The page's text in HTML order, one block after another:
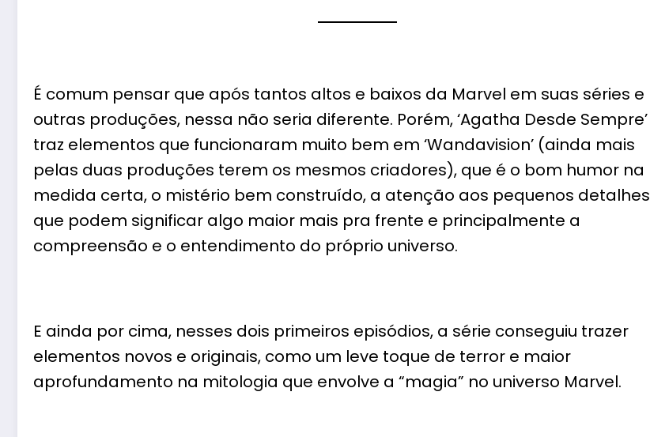
É comum pensar que após tantos altos e baixos da Marvel em suas séries e
outras produções, nessa não seria diferente. Porém, ‘Agatha Desde Sempre’
traz elementos que funcionaram muito bem em ‘Wandavision’ (ainda mais
pelas duas produções terem os mesmos criadores), que é o bom humor na
medida certa, o mistério bem construído, a atenção aos pequenos detalhes
que podem significar algo maior mais pra frente e principalmente a
compreensão e o entendimento do próprio universo.
E ainda por cima, nesses dois primeiros episódios, a série conseguiu trazer
elementos novos e originais, como um leve toque de terror e maior
aprofundamento na mitologia que envolve a “magia” no universo Marvel.